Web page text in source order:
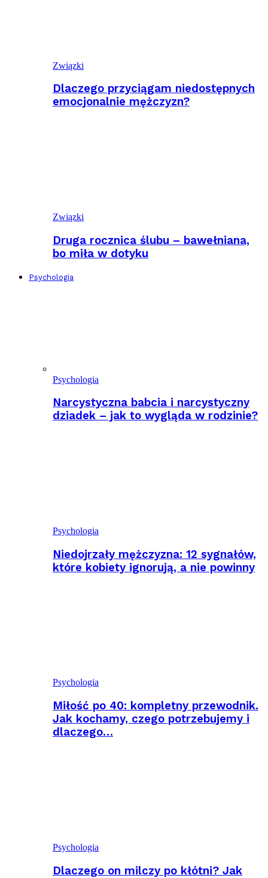
Związki
Dlaczego przyciągam niedostępnych
emocjonalnie mężczyzn?
Związki
Druga rocznica ślubu – bawełniana,
bo miła w dotyku
Psychologia
Psychologia
Narcystyczna babcia i narcystyczny
dziadek – jak to wygląda w rodzinie?
Psychologia
Niedojrzały mężczyzna: 12 sygnałów,
które kobiety ignorują, a nie powinny
Psychologia
Miłość po 40: kompletny przewodnik.
Jak kochamy, czego potrzebujemy i
dlaczego…
Psychologia
Dlaczego on milczy po kłótni? Jak